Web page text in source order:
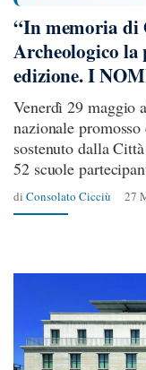
“In memoria di
Archeologico
edizione. I
Venerdì 29 maggio
nazionale
sostenuto dalla
52 scuole
di Consolato Cicciù 27